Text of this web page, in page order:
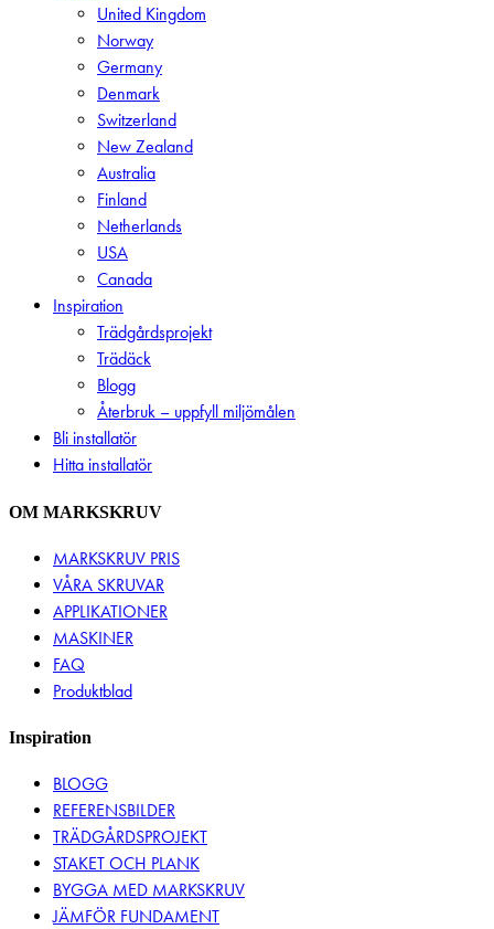
United Kingdom
Norway
Germany
Denmark
Switzerland
New Zealand
Australia
Finland
Netherlands
USA
Canada
Inspiration
Trädgårdsprojekt
Trädäck
Blogg
Återbruk – uppfyll miljömålen
Bli installatör
Hitta installatör
OM MARKSKRUV
MARKSKRUV PRIS
VÅRA SKRUVAR
APPLIKATIONER
MASKINER
FAQ
Produktblad
Inspiration
BLOGG
REFERENSBILDER
TRÄDGÅRDSPROJEKT
STAKET OCH PLANK
BYGGA MED MARKSKRUV
JÄMFÖR FUNDAMENT